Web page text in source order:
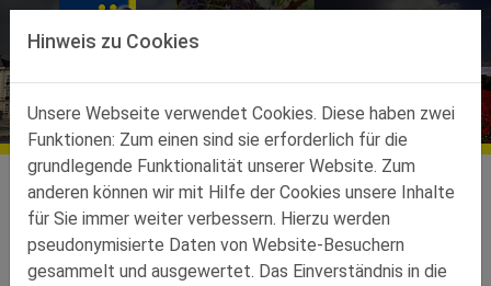
Direkt zur Hauptnavigation springen
Direkt zum Inhalt springen
Über uns
Vorstand
Vorstand
Hinweis zu Cookies
Unsere Webseite verwendet Cookies. Diese haben zwei
Funktionen: Zum einen sind sie erforderlich für die
grundlegende Funktionalität unserer Website. Zum
anderen können wir mit Hilfe der Cookies unsere Inhalte
für Sie immer weiter verbessern. Hierzu werden
pseudonymisierte Daten von Website-Besuchern
gesammelt und ausgewertet. Das Einverständnis in die